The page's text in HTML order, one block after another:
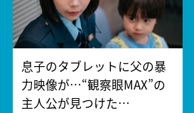
息子のタブレットに父の暴
力映像が…“観察眼MAX”の
主人公が見つけた…